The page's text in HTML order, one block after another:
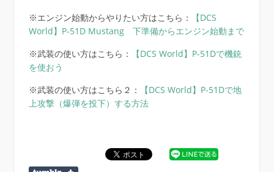
※エンジン始動からやりたい方はこちら：
【DCS
World】P-51D Mustang 下準備からエンジン始動まで
※武装の使い方はこちら：
【DCS World】P-51Dで機銃
を使おう
※武装の使い方はこちら２：
【DCS World】P-51Dで地
上攻撃（爆弾を投下）する方法